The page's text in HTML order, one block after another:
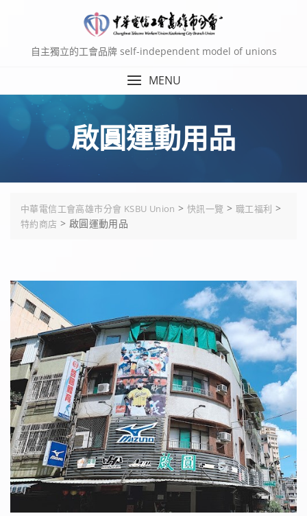
自主獨立的工會品牌 self-independent model of unions
MENU
啟圓運動用品
中華電信工會高雄市分會 KSBU Union >快訊一覽 > 職工福利 >
特約商店 > 啟圓運動用品